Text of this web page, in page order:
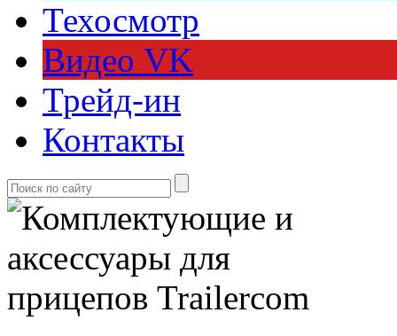
Техосмотр
Видео VK
Трейд-ин
Контакты